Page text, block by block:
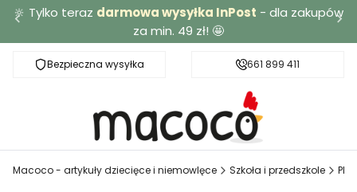
🔆 Tylko teraz darmowa wysyłka InPost - dla zakupów
za min. 49 zł! 🤩
Bezpieczna wysyłka Darmowa dostawa od 49 zł
661 899 411
Macoco - artykuły dziecięce i niemowlęce Szkoła i przedszkole